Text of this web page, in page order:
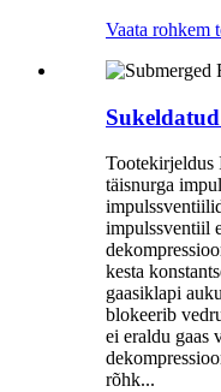
Vaata rohkem
Tootekirjeldus
täisnurga
impulssventiil
kesta
gaasiklapi
blokeerib
ei eraldu gaas
rõhk...